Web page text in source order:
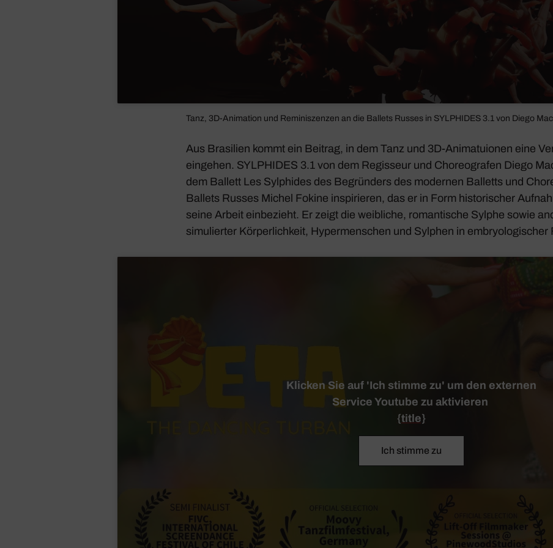
Tanz, 3D-Anima­tion und Remi­nis­zenzen an die Ballets Russes in SYLPHIDES 3.1 von Diego Mac
Aus Brasi­lien kommt ein Beitrag, in dem Tanz und 3D-Anima­tuionen eine
eingehen. SYLPHIDES 3.1 von dem Regis­seur und Choreo­grafen Diego
dem Ballett Les Sylphides des Begrün­ders des modernen Balletts und
Ballets Russes Michel Fokine inspi­rieren, das er in Form histo­ri­scher
seine Arbeit einbe­zieht. Er zeigt die weib­liche, roman­ti­sche Sylphe sowie
simu­lierter Körper­lich­keit, Hyper­men­schen und Sylphen in embryo­lo­gi­scher
Klicken Sie auf 'Ich stimme zu' um den externen
Service Youtube zu aktivieren
{title}
Ich stimme zu